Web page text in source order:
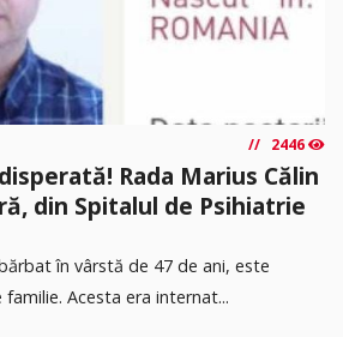
2446
Rada Marius Călin
din Spitalul de Psihiatrie
în vârstă de 47 de ani, este
Acesta era internat...